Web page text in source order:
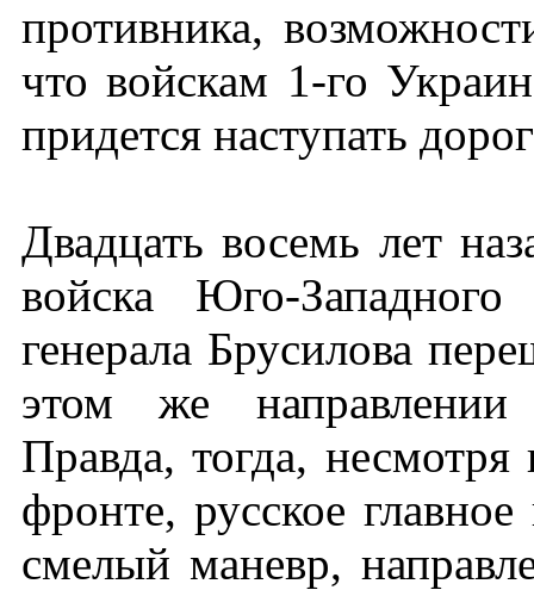
противника,
что войскам 1-го
придется наступать
Двадцать восемь лет
войска Юго-
генерала Брусилова
этом же направлении
Правда, тогда,
фронте, русское
смелый маневр,